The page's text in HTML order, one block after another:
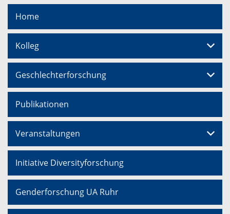
Home
Kolleg
Geschlechterforschung
Publikationen
Veranstaltungen
Initiative Diversityforschung
Genderforschung UA Ruhr